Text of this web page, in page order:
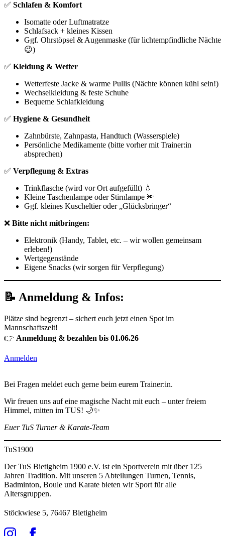
✅ Schlafen & Komfort
Isomatte oder Luftmatratze
Schlafsack + kleines Kissen
Ggf. Ohrstöpsel & Augenmaske (für lichtempfindliche Nächte
😉)
✅ Kleidung & Wetter
Wetterfeste Jacke & warme Pullis (Nächte können kühl sein!)
Wechselkleidung & feste Schuhe
Bequeme Schlafkleidung
✅ Hygiene & Gesundheit
Zahnbürste, Zahnpasta, Handtuch (Wasserspiele)
Persönliche Medikamente (bitte vorher mit Trainer:in
absprechen)
✅ Verpflegung & Extras
Trinkflasche (wird vor Ort aufgefüllt) 💧
Kleine Taschenlampe oder Stirnlampe 🔦
Ggf. kleines Kuscheltier oder „Glücksbringer“
❌ Bitte nicht mitbringen:
Elektronik (Handy, Tablet, etc. – wir wollen gemeinsam
erleben!)
Wertgegenstände
Eigene Snacks (wir sorgen für Verpflegung)
📝 Anmeldung & Infos:
Plätze sind begrenzt – sichert euch jetzt einen Spot im
Mannschaftszelt!
👉 Anmeldung & bezahlen bis 01.06.26
Anmelden
Bei Fragen meldet euch gerne beim eurem Trainer:in.
Wir freuen uns auf eine magische Nacht mit euch – unter freiem
Himmel, mitten im TUS! 🌙✨
Euer TuS Turner & Karate-Team
TuS1900
Der TuS Bietigheim 1900 e.V. ist ein Sportverein mit über 125
Jahren Tradition. Mit unseren 5 Abteilungen Turnen, Tennis,
Badminton, Boule und Karate bieten wir Sport für alle
Altersgruppen.
Stöckwiese 5, 76467 Bietigheim